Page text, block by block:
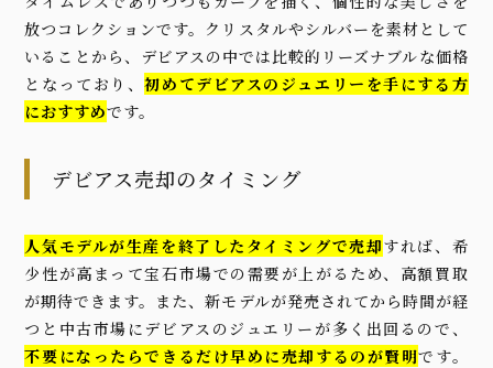
放つコレクションです。クリスタルやシルバーを素材として
いることから、デビアスの中では比較的リーズナブルな価格
となっており、初めてデビアスのジュエリーを手にする方
におすすめです。
デビアス売却のタイミング
人気モデルが生産を終了したタイミングで売却すれば、希
少性が高まって宝石市場での需要が上がるため、高額買取
が期待できます。また、新モデルが発売されてから時間が経
つと中古市場にデビアスのジュエリーが多く出回るので、
不要になったらできるだけ早めに売却するのが賢明です。